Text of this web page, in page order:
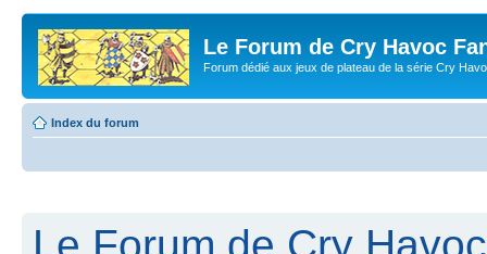
Le Forum de Cry Havoc
Forum dédié aux jeux de plateau de la série Cry
Index du forum